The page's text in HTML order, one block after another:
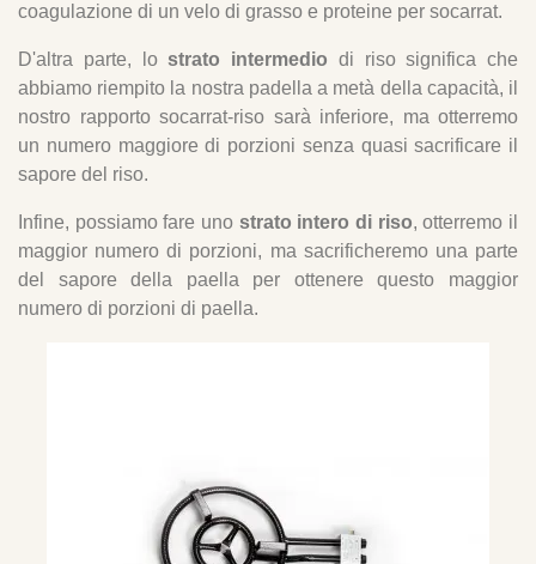
coagulazione di un velo di grasso e proteine per socarrat.
D'altra parte, lostrato intermedio di riso significa che
abbiamo riempito la nostra padella a metà della capacità, il
nostro rapporto socarrat-riso sarà inferiore, ma otterremo
un numero maggiore di porzioni senza quasi sacrificare il
sapore del riso.
Infine, possiamo fare uno strato intero di riso, otterremo il
maggior numero di porzioni, ma sacrificheremo una parte
del sapore della paella per ottenere questo maggior
numero di porzioni di paella.